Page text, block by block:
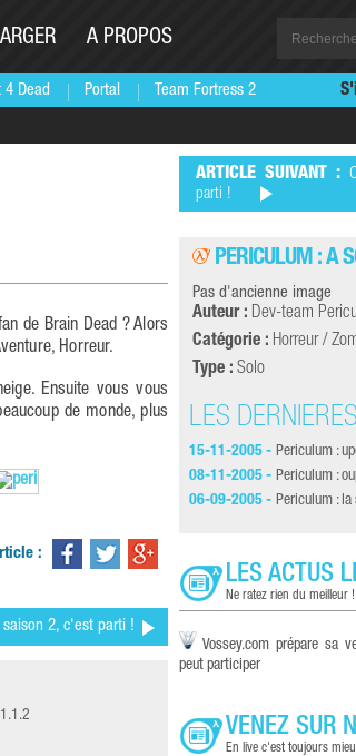
4 Dead Portal Team Fortress 2
A PROPOS
Horreur.
Ensuite vous vous
de monde, plus
:
saison 2, c'est parti !
ARTICLE SUIVANT :
parti !
PERICULUM : A
Pas d'ancienne image
Auteur : Dev-team
Catégorie : Horreur /
Type : Solo
LES
15-11-2005 - Periculum :
08-11-2005 - Periculum :
06-09-2005 - Periculum :
LES ACTUS
Ne ratez rien du meilleur !
Vossey.com prépare sa
peut participer
VENEZ SUR
En live c'est toujours